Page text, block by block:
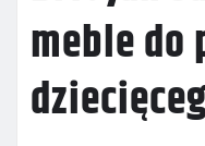
meble do